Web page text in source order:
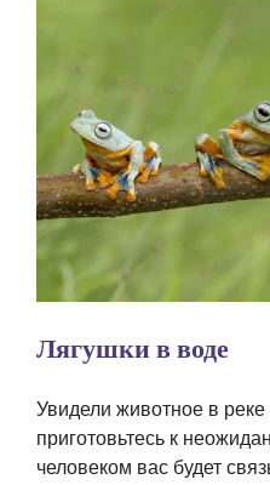
Лягушки в воде
Увидели животное в
приготовьтесь к
человеком вас будет